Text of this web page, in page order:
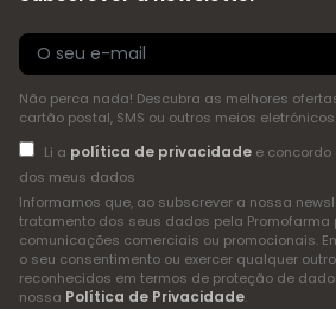
Não perca nada! Descubra as melhores
cartão postal, SMS ou outros meios eletrónicos
Li a política de privacidadee concordo
dos meus dados
Informamos que, ao subscrever a nossa
tratamento dos seus dados pela Promofarma
comunicações comerciais ou promocionais.
o seu consentimento ou exercer qualquer
reconhecidos em termos de proteção de
nossa Política de Privacidade.